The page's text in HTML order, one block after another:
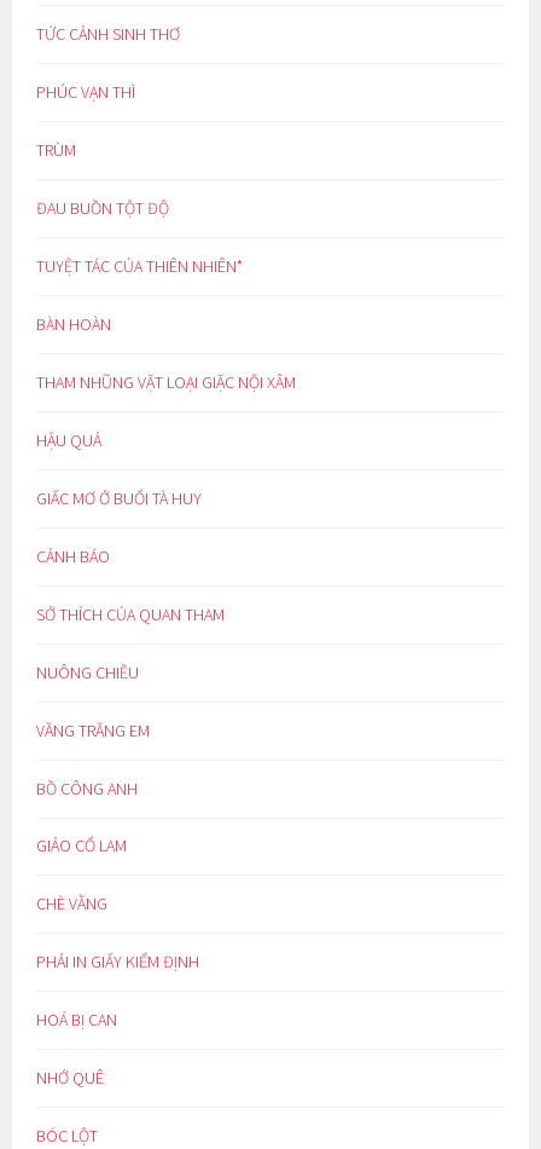
TỨC CẢNH SINH THƠ
PHÚC VẠN THÌ
TRÙM
ĐAU BUỒN TỘT ĐỘ
TUYỆT TÁC CỦA THIÊN NHIÊN*
BÀN HOÀN
THAM NHŨNG VẶT LOẠI GIẶC NỘI XÂM
HẬU QUẢ
GIẤC MƠ Ở BUỔI TÀ HUY
CẢNH BÁO
SỞ THÍCH CỦA QUAN THAM
NUÔNG CHIỀU
VẦNG TRĂNG EM
BỒ CÔNG ANH
GIẢO CỔ LAM
CHÈ VẰNG
PHẢI IN GIẤY KIỂM ĐỊNH
HOÁ BỊ CAN
NHỚ QUÊ
BÓC LỘT